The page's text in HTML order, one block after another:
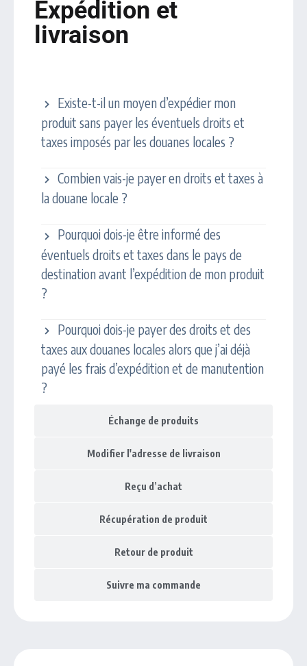
Expédition et
livraison
Échange de produits
Modifier l'adresse de livraison
Reçu d’achat
Récupération de produit
Retour de produit
Suivre ma commande
Existe-t-il un moyen d’expédier mon
produit sans payer les éventuels droits et
taxes imposés par les douanes locales ?
Combien vais-je payer en droits et taxes à
la douane locale ?
Pourquoi dois-je être informé des
éventuels droits et taxes dans le pays de
destination avant l’expédition de mon produit
?
Pourquoi dois-je payer des droits et des
taxes aux douanes locales alors que j’ai déjà
payé les frais d’expédition et de manutention
?